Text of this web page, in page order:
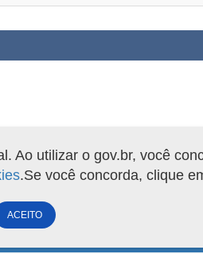
Ao utilizar o gov.br, você
.Se você concorda, clique
ACEITO